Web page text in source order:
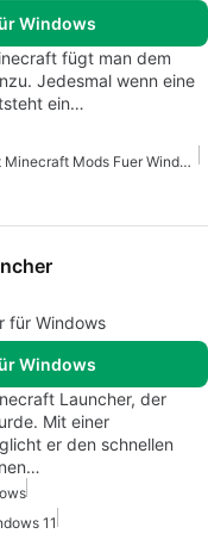
Windows
fügt man dem
Jedesmal wenn eine
ein…
Minecraft Minecraft Mods Fuer Windows Kostenlos
für Windows
Windows
Launcher, der
Mit einer
er den schnellen
11